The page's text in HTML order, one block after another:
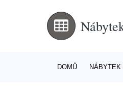
DOMŮ